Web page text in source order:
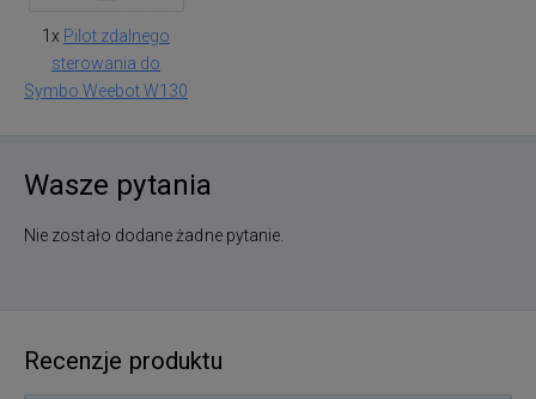
1x Pilot zdalnego
sterowania do
Symbo Weebot W130
Wasze pytania
Nie zostało dodane żadne pytanie.
Recenzje produktu